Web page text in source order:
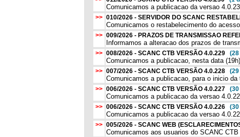
Comunicamos a publicacao da versao
>> 010/2026 - SERVIDOR DO SCANC
Comunicamos o restabelecimento do
>> 009/2026 - PRAZOS DE TRANSMISSAO
Informamos a alteracao dos prazos de
>> 008/2026 - SCANC CTB VERSÃO 4.0.229
Comunicamos a publicacao, nesta data
>> 007/2026 - SCANC CTB VERSÃO 4.0.228
Comunicamos a publicacao, para o inicio
>> 006/2026 - SCANC CTB VERSÃO 4.0.227
Comunicamos a publicacao da versao
>> 006/2026 - SCANC CTB VERSÃO 4.0.226
Comunicamos a publicacao da versao
>> 005/2026 - SCANC WEB
Comunicamos aos usuarios do SCANC